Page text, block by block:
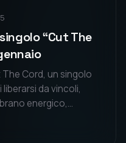
“Cut The
The Cord, un singolo
da vincoli,
energico,
di riprendersi il